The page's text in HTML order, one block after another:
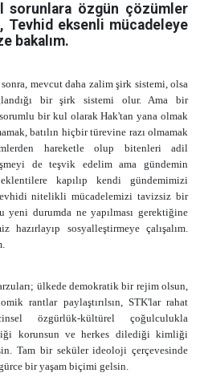
sorunlara özgün çözümler
Tevhid eksenli mücadeleye
bakalım.
mevcut daha zalim şirk sistemi, olsa
bir şirk sistemi olur. Ama bir
bir kul olarak Hak'tan yana olmak
batılın hiçbir türevine razı olmamak
hareketle olup bitenleri adil
de teşvik edelim ama gündemin
kapılıp kendi gündemimizi
nitelikli mücadelemizi tavizsiz bir
yeni durumda ne yapılması gerektiğine
hazırlayıp sosyalleştirmeye çalışalım.
ülkede demokratik bir rejim olsun,
rantlar paylaştırılsın, STK'lar rahat
özgürlük-kültürel çoğulculukla
korunsun ve herkes dilediği kimliği
Tam bir seküler ideoloji çerçevesinde
bir yaşam biçimi gelsin.